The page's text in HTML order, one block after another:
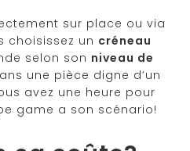
sur place ou via
choisissez un créneau
selon son niveau de
une pièce digne d’un
avez une heure pour
game a son scénario!